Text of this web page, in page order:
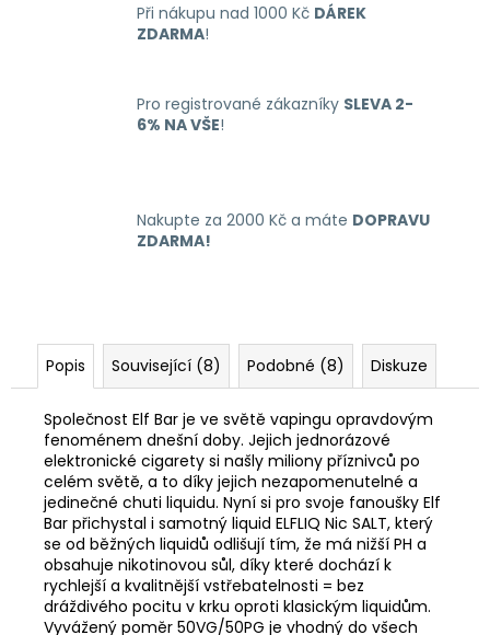
Při nákupu nad 1000 Kč DÁREK
ZDARMA!
Pro registrované zákazníky SLEVA 2-
6% NA VŠE!
Nakupte za 2000 Kč a máte DOPRAVU
ZDARMA!
Popis Související (8) Podobné (8) Diskuze
Společnost Elf Bar je ve světě vapingu opravdovým
fenoménem dnešní doby. Jejich jednorázové
elektronické cigarety si našly miliony příznivců po
celém světě, a to díky jejich nezapomenutelné a
jedinečné chuti liquidu. Nyní si pro svoje fanoušky Elf
Bar přichystal i samotný liquid ELFLIQ Nic SALT, který
se od běžných liquidů odlišují tím, že má nižší PH a
obsahuje nikotinovou sůl, díky které dochází k
rychlejší a kvalitnější vstřebatelnosti = bez
dráždivého pocitu v krku oproti klasickým liquidům.
Vyvážený poměr 50VG/50PG je vhodný do všech